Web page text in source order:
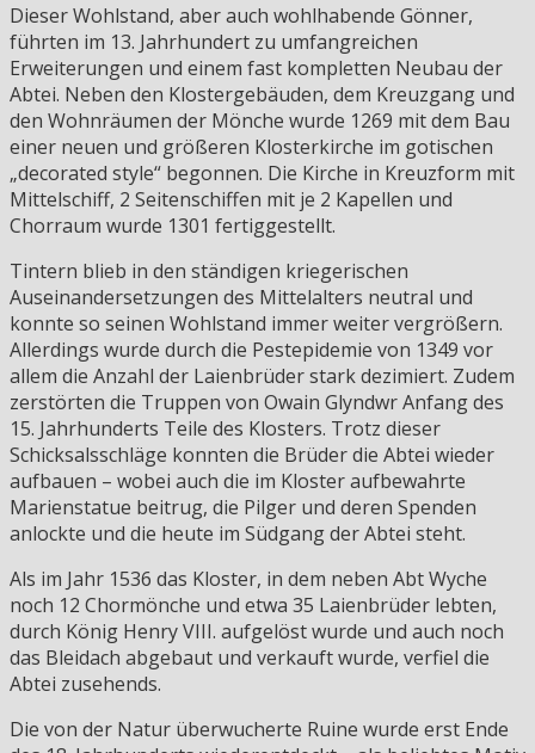
Dieser Wohlstand, aber auch wohlhabende Gönner,
führten im 13. Jahrhundert zu umfangreichen
Erweiterungen und einem fast kompletten Neubau der
Abtei. Neben den Klostergebäuden, dem Kreuzgang und
den Wohnräumen der Mönche wurde 1269 mit dem Bau
einer neuen und größeren Klosterkirche im gotischen
„decorated style“ begonnen. Die Kirche in Kreuzform mit
Mittelschiff, 2 Seitenschiffen mit je 2 Kapellen und
Chorraum wurde 1301 fertiggestellt.
Tintern blieb in den ständigen kriegerischen
Auseinandersetzungen des Mittelalters neutral und
konnte so seinen Wohlstand immer weiter vergrößern.
Allerdings wurde durch die Pestepidemie von 1349 vor
allem die Anzahl der Laienbrüder stark dezimiert. Zudem
zerstörten die Truppen von Owain Glyndwr Anfang des
15. Jahrhunderts Teile des Klosters. Trotz dieser
Schicksalsschläge konnten die Brüder die Abtei wieder
aufbauen – wobei auch die im Kloster aufbewahrte
Marienstatue beitrug, die Pilger und deren Spenden
anlockte und die heute im Südgang der Abtei steht.
Als im Jahr 1536 das Kloster, in dem neben Abt Wyche
noch 12 Chormönche und etwa 35 Laienbrüder lebten,
durch König Henry VIII. aufgelöst wurde und auch noch
das Bleidach abgebaut und verkauft wurde, verfiel die
Abtei zusehends.
Die von der Natur überwucherte Ruine wurde erst Ende